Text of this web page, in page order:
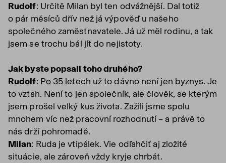
Rudolf: Určitě Milan byl ten odvážnější. Dal totiž
o pár měsíců dřív než já výpověď u našeho
společného zaměstnavatele. Já už měl rodinu, a tak
jsem se trochu bál jít do nejistoty.
Jak byste popsali toho druhého?
Rudolf: Po 35 letech už to dávno není jen byznys. Je
to vztah. Není to jen společník, ale člověk, se kterým
jsem prošel velký kus života. Zažili jsme spolu
mnohem víc než pracovní rozhodnutí – a právě to
nás drží pohromadě.
Milan: Ruda je vtipálek. Vie odľahčiť aj zložité
situácie, ale zároveň vždy kryje chrbát.